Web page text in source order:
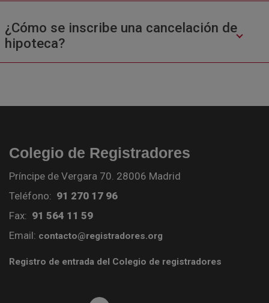
¿Cómo se inscribe una cancelación de
hipoteca?
Colegio de Registradores
Príncipe de Vergara 70. 28006 Madrid
Teléfono: 91 270 17 96
Fax: 91 564 11 59
Email: contacto@registradores.org
Registro de entrada del Colegio de registradores